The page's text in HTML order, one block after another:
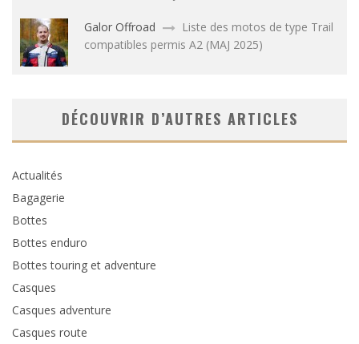
Galor Offroad
Liste des motos de type Trail
compatibles permis A2 (MAJ 2025)
DÉCOUVRIR D’AUTRES ARTICLES
Actualités
Bagagerie
Bottes
Bottes enduro
Bottes touring et adventure
Casques
Casques adventure
Casques route